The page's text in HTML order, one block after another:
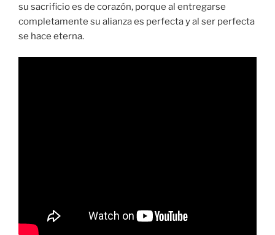
su sacrificio es de corazón, porque al entregarse
completamente su alianza es perfecta y al ser perfecta
se hace eterna.